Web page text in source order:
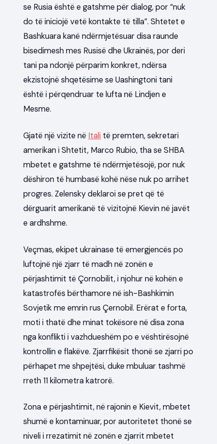
se Rusia është e gatshme për dialog, por “nuk
do të iniciojë vetë kontakte të tilla”. Shtetet e
Bashkuara kanë ndërmjetësuar disa raunde
bisedimesh mes Rusisë dhe Ukrainës, por deri
tani pa ndonjë përparim konkret, ndërsa
ekzistojnë shqetësime se Uashingtoni tani
është i përqendruar te lufta në Lindjen e
Mesme.
Gjatë një vizite në Itali të premten, sekretari
amerikan i Shtetit, Marco Rubio, tha se SHBA
mbetet e gatshme të ndërmjetësojë, por nuk
dëshiron të humbasë kohë nëse nuk po arrihet
progres. Zelensky deklaroi se pret që të
dërguarit amerikanë të vizitojnë Kievin në javët
e ardhshme.
Veçmas, ekipet ukrainase të emergjencës po
luftojnë një zjarr të madh në zonën e
përjashtimit të Çornobilit, i njohur në kohën e
katastrofës bërthamore në ish-Bashkimin
Sovjetik me emrin rus Çernobil. Erërat e forta,
moti i thatë dhe minat tokësore në disa zona
nga konflikti i vazhdueshëm po e vështirësojnë
kontrollin e flakëve. Zjarrfikësit thonë se zjarri po
përhapet me shpejtësi, duke mbuluar tashmë
rreth 11 kilometra katrorë.
Zona e përjashtimit, në rajonin e Kievit, mbetet
shumë e kontaminuar, por autoritetet thonë se
niveli i rrezatimit në zonën e zjarrit mbetet